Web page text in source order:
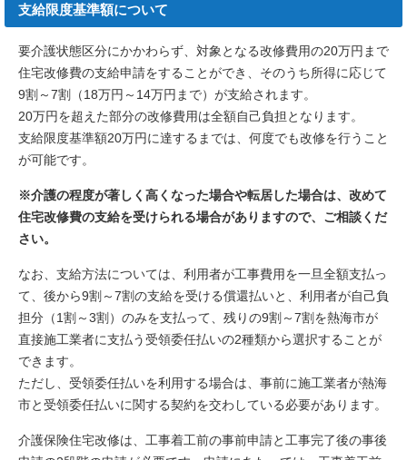
支給限度基準額について
要介護状態区分にかかわらず、対象となる改修費用の20万円まで
住宅改修費の支給申請をすることができ、そのうち所得に応じて
9割～7割（18万円～14万円まで）が支給されます。
20万円を超えた部分の改修費用は全額自己負担となります。
支給限度基準額20万円に達するまでは、何度でも改修を行うこと
が可能です。
※介護の程度が著しく高くなった場合や転居した場合は、改めて
住宅改修費の支給を受けられる場合がありますので、ご相談くだ
さい。
なお、支給方法については、利用者が工事費用を一旦全額支払っ
て、後から9割～7割の支給を受ける償還払いと、利用者が自己負
担分（1割～3割）のみを支払って、残りの9割～7割を熱海市が
直接施工業者に支払う受領委任払いの2種類から選択することが
できます。
ただし、受領委任払いを利用する場合は、事前に施工業者が熱海
市と受領委任払いに関する契約を交わしている必要があります。
介護保険住宅改修は、工事着工前の事前申請と工事完了後の事後